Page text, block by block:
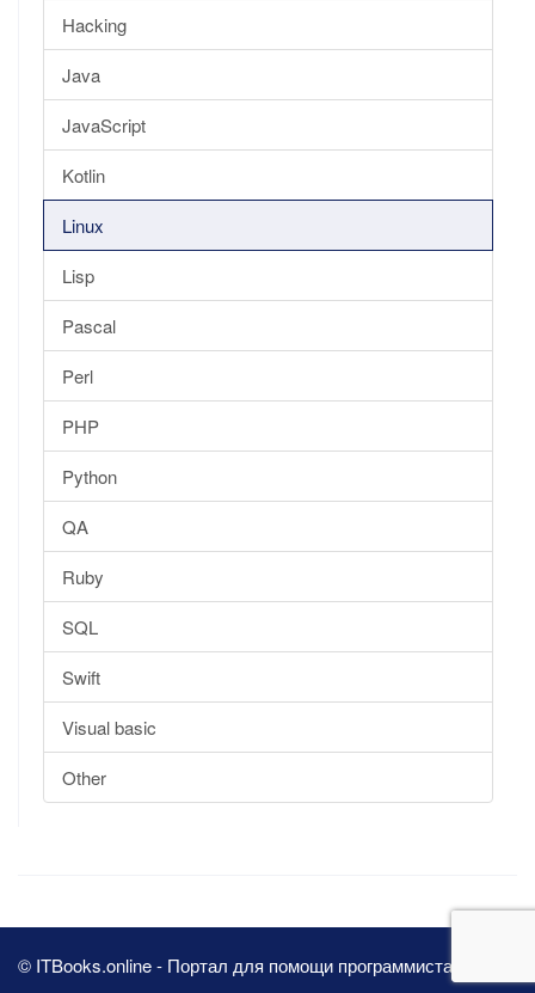
Hacking
Java
JavaScript
Kotlin
Linux
Lisp
Pascal
Perl
PHP
Python
QA
Ruby
SQL
Swift
Visual basic
Other
© ITBooks.online - Портал для помощи программистам 2026